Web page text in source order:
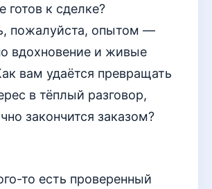
готов к сделке?
пожалуйста, опытом —
вдохновение и живые
вам удаётся превращать
в тёплый разговор,
закончится заказом?
то есть проверенный